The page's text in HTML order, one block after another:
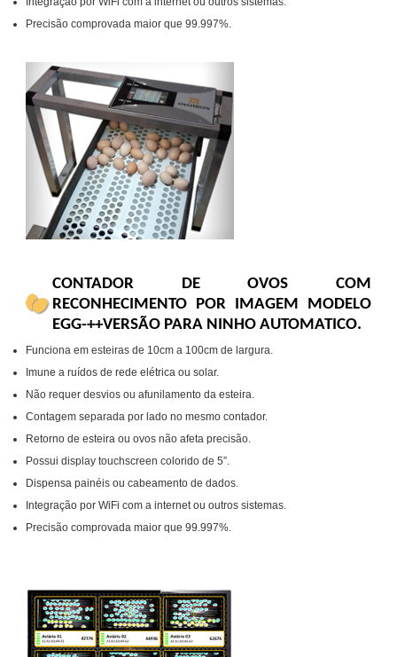
Precisão comprovada maior que 99.997%.
CONTADOR DE OVOS COM
RECONHECIMENTO POR IMAGEM MODELO
EGG-++VERSÃO PARA NINHO AUTOMATICO.
Funciona em esteiras de 10cm a 100cm de largura.
Imune a ruídos de rede elétrica ou solar.
Não requer desvios ou afunilamento da esteira.
Contagem separada por lado no mesmo contador.
Retorno de esteira ou ovos não afeta precisão.
Possui display touchscreen colorido de 5”.
Dispensa painéis ou cabeamento de dados.
Integração por WiFi com a internet ou outros sistemas.
Precisão comprovada maior que 99.997%.